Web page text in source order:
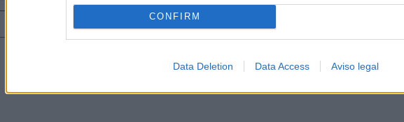
CONFIRM
Data Deletion Data Access Aviso legal